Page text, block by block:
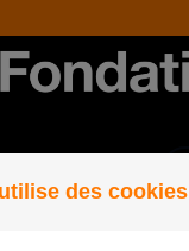
des cookies